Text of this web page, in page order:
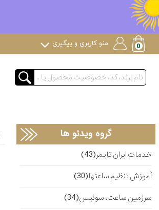
منو کاربری و پیگیری
گروه ویدئو ها
خدمات ایران تایمر(43)
آموزش تنظیم ساعتها(30)
سرزمین ساعت، سوئیس(34)